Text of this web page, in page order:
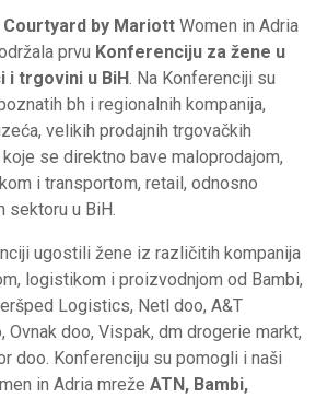
Courtyard by Mariott Women in Adria
prvu Konferenciju za žene u
i trgovini u BiH . Na Konferenciji su
bh i regionalnih kompanija,
velikih prodajnih trgovačkih
se direktno bave maloprodajom,
i transportom, retail, odnosno
sektoru u BiH.
ugostili žene iz različitih kompanija
logistikom i proizvodnjom od Bambi,
Logistics, Netl doo, A&T
doo, Vispak, dm drogerie markt,
doo. Konferenciju su pomogli i naši
in Adria mreže ATN, Bambi,